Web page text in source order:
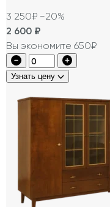
3 250₽ −20%
2 600 ₽
Вы экономите 650₽
Узнать цену